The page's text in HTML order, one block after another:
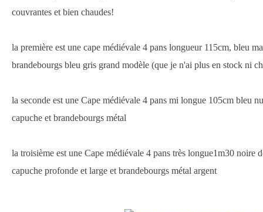
couvrantes et bien chaudes!
la première est une cape médiévale 4 pans longueur 115cm, bleu
brandebourgs bleu gris grand modèle (que je n'ai plus en stock ni
la seconde est une Cape médiévale 4 pans mi longue 105cm bleu
capuche et brandebourgs métal
la troisième est une Cape médiévale 4 pans très longue1m30 noire
capuche profonde et large et brandebourgs métal argent